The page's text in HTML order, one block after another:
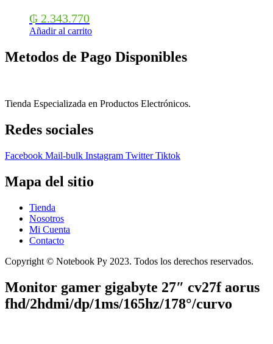
₲ 2.343.770
Añadir al carrito
Metodos de Pago Disponibles
Tienda Especializada en Productos Electrónicos.
Redes sociales
Facebook Mail-bulk Instagram Twitter Tiktok
Mapa del sitio
Tienda
Nosotros
Mi Cuenta
Contacto
Copyright © Notebook Py 2023. Todos los derechos reservados.
Monitor gamer gigabyte 27″ cv27f aorus
fhd/2hdmi/dp/1ms/165hz/178°/curvo